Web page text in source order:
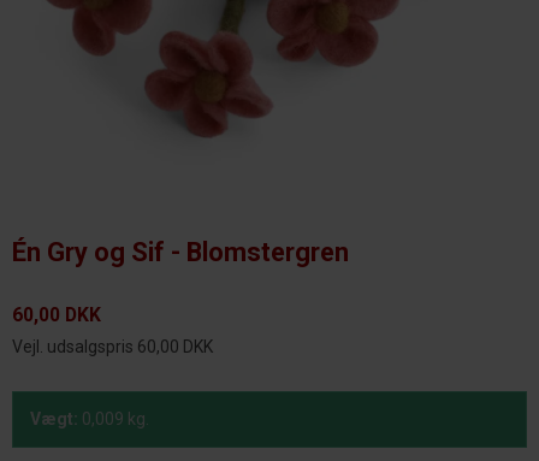
Én Gry og Sif - Blomstergren
60,00 DKK
Vejl. udsalgspris 60,00 DKK
Vægt: 0,009 kg.